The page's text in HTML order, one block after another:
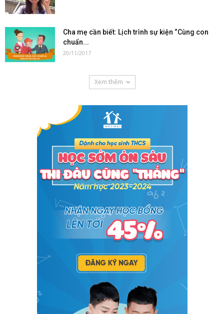
Cha mẹ cần biết: Lịch trình sự kiện “Cùng con
chuẩn...
20/11/2017
Xem thêm